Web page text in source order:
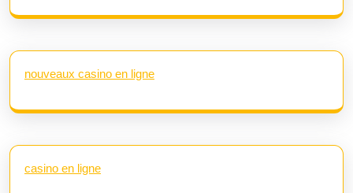
nouveaux casino en ligne
casino en ligne